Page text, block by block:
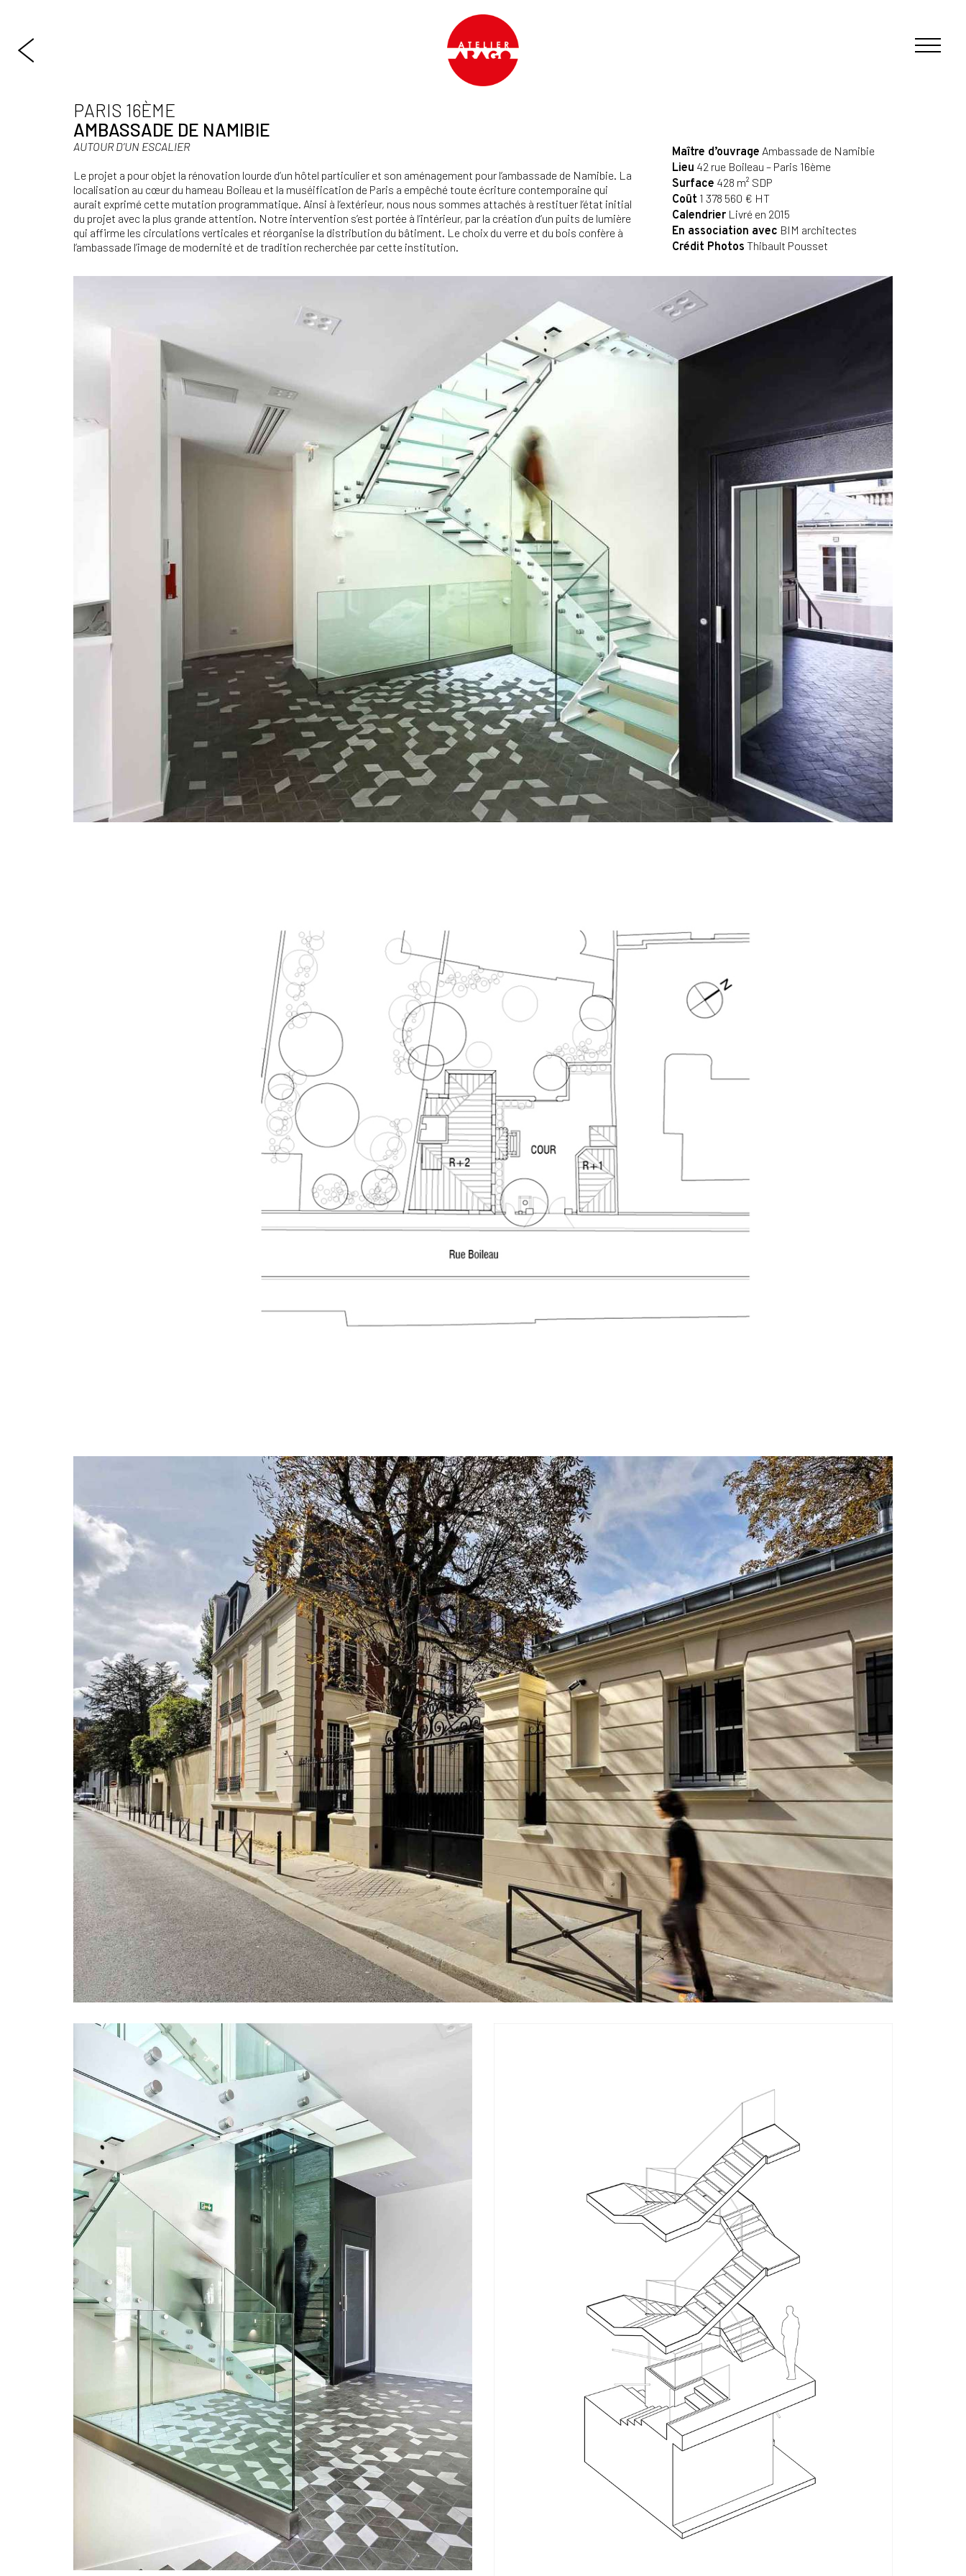
PARIS 16ÈME
AMBASSADE DE NAMIBIE
AUTOUR D’UN ESCALIER
Le projet a pour objet la rénovation lourde d’un hôtel particulier et son aménagement pour l’ambassade de Namibie. La
localisation au cœur du hameau Boileau et la muséification de Paris a empêché toute écriture contemporaine qui
aurait exprimé cette mutation programmatique. Ainsi à l’extérieur, nous nous sommes attachés à restituer l’état initial
du projet avec la plus grande attention. Notre intervention s’est portée à l’intérieur, par la création d’un puits de lumière
qui affirme les circulations verticales et réorganise la distribution du bâtiment. Le choix du verre et du bois confère à
l’ambassade l’image de modernité et de tradition recherchée par cette institution.
Maître d’ouvrage Ambassade de Namibie
Lieu 42 rue Boileau – Paris 16ème
Surface 428 m² SDP
Coût 1 378 560 € HT
CalendrierLivré en 2015
En association avec BIM architectes
Crédit Photos Thibault Pousset